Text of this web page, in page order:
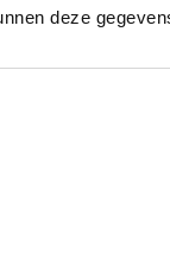
deze